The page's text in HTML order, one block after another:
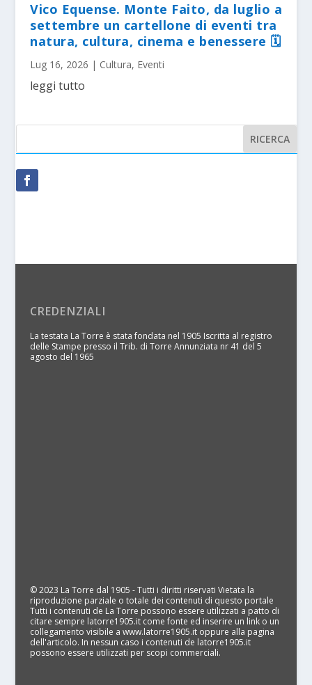
Vico Equense. Monte Faito, da luglio a
settembre un cartellone di eventi tra
natura, cultura, cinema e benessere 🗓
Lug 16, 2026 | Cultura, Eventi
leggi tutto
CREDENZIALI
La testata La Torre è stata fondata nel 1905 Iscritta al registro
delle Stampe presso il Trib. di Torre Annunziata nr 41 del 5
agosto del 1965
© 2023 La Torre dal 1905 - Tutti i diritti riservati Vietata la
riproduzione parziale o totale dei contenuti di questo portale
Tutti i contenuti de La Torre possono essere utilizzati a patto di
citare sempre latorre1905.it come fonte ed inserire un link o un
collegamento visibile a www.latorre1905.it oppure alla pagina
dell'articolo. In nessun caso i contenuti de latorre1905.it
possono essere utilizzati per scopi commerciali.